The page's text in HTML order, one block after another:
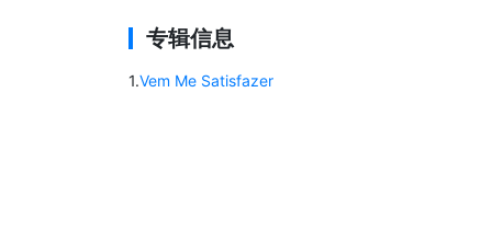
专辑信息
1.Vem Me Satisfazer